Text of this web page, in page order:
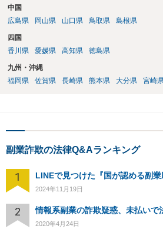
中国
広島県
岡山県 山口県 鳥取県 島根県
四国
香川県
愛媛県 高知県 徳島県
九州・沖縄
福岡県
佐賀県 長崎県 熊本県 大分県 宮崎
副業詐欺の法律Q&Aランキング
1
2024年11月19日
2 情報系副業の詐欺疑惑、未払いで
2020年4月24日